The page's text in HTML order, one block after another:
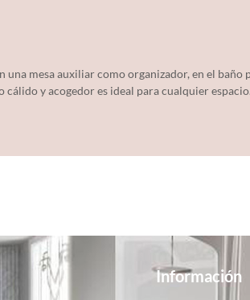
mesa auxiliar como organizador, en el
y acogedor es ideal para cualquier
Información